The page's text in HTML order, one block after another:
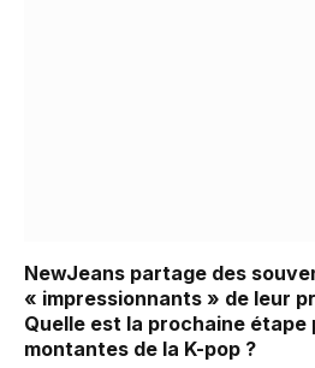
NewJeans partage des
« impressionnants » de leur
Quelle est la prochaine étape
montantes de la K-pop ?